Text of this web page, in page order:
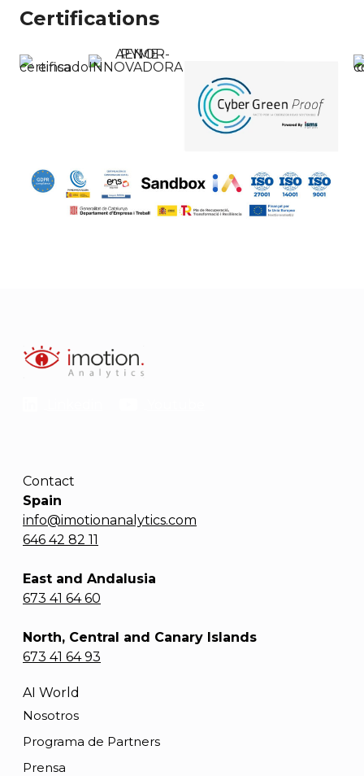
Certifications
Contact
Spain
info@imotionanalytics.com
646 42 82 11
East and Andalusia
673 41 64 60
North, Central and Canary Islands
673 41 64 93
AI World
Nosotros
Programa de Partners
Prensa